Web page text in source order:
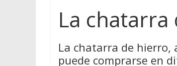
La
La chatarra de hierro,
puede comprarse en